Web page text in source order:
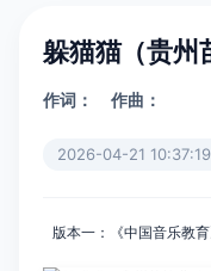
躲猫猫（贵州
作词： 作曲：
2026-04-21 10:37:19
版本一：《中国音乐教